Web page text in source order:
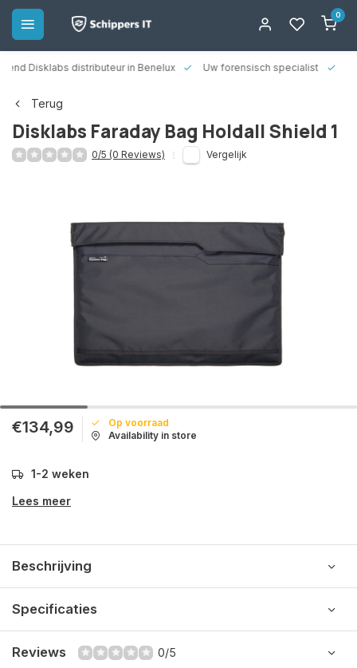
0
Disklabs distributeur in Benelux Uw forensisch specialist
Terug
Disklabs Faraday Bag Holdall Shield 1
0/5 (0 Reviews) Vergelijk
€134,99
Op voorraad
Availability in store
1-2 weken
Lees meer
Beschrijving
Specificaties
Reviews 0/5